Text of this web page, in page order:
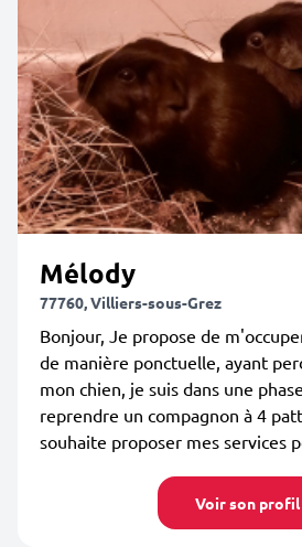
Mélody
77760, Villiers-sous-Grez
Bonjour, Je propose de
de manière ponctuelle, ayant
mon chien, je suis dans une
reprendre un compagnon à 4
souhaite proposer mes services
Voir son profil